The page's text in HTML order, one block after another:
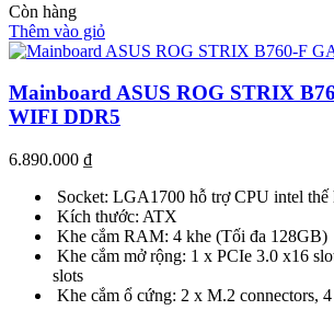
Còn hàng
Thêm vào giỏ
Mainboard ASUS ROG STRIX
WIFI DDR5
6.890.000 ₫
Socket: LGA1700 hỗ trợ CPU intel thế
Kích thước: ATX
Khe cắm RAM: 4 khe (Tối đa 128GB)
Khe cắm mở rộng: 1 x PCIe 3.0 x16
slots
Khe cắm ổ cứng: 2 x M.2 connectors,